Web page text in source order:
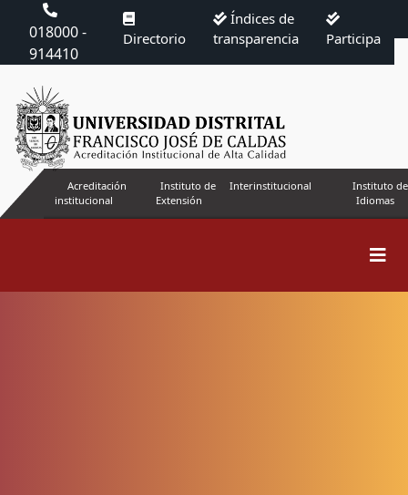
018000 -
914410
Directorio
Índices de
transparencia
Participa
Acreditación
institucional
Instituto de
Extensión
Interinstitucional
Instituto de
Idiomas